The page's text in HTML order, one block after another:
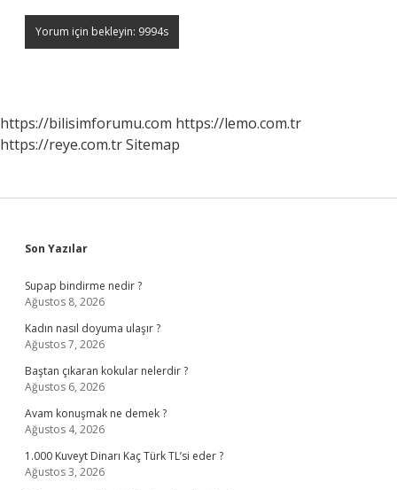
https://bilisimforumu.com https://lemo.com.tr
https://reye.com.trSitemap
Sidebar
Son Yazılar
Supap bindirme nedir ?
Ağustos 8, 2026
Kadın nasıl doyuma ulaşır ?
Ağustos 7, 2026
Baştan çıkaran kokular nelerdir ?
Ağustos 6, 2026
Avam konuşmak ne demek ?
Ağustos 4, 2026
1.000 Kuveyt Dinarı Kaç Türk TL’si eder ?
Ağustos 3, 2026